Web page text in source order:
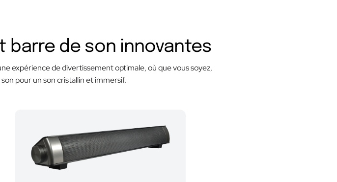
barre de son innovantes
expérience de divertissement optimale, où que vous soyez,
pour un son cristallin et immersif.